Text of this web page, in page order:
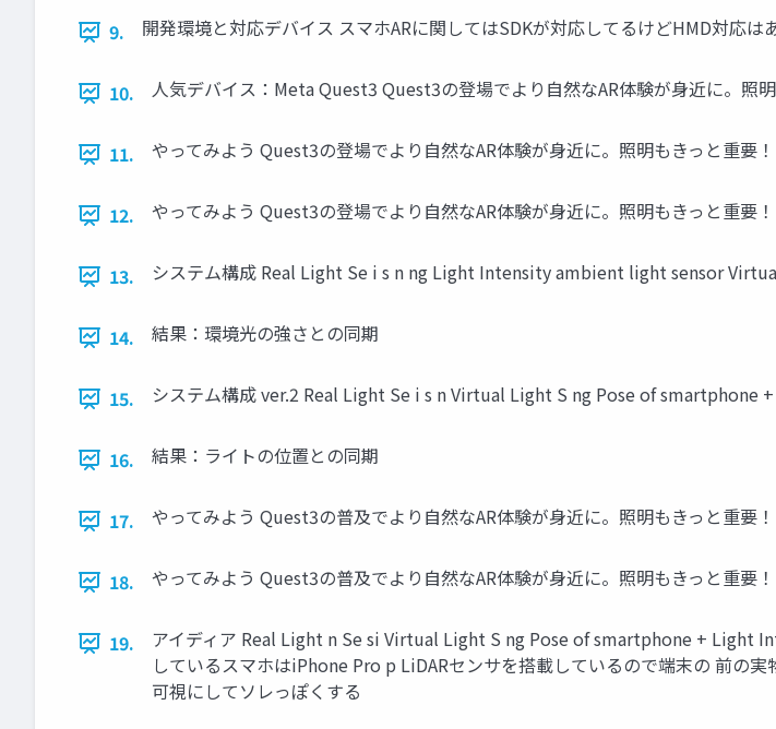
9. 開発環境と対応デバイス スマホARに関してはSDKが対応してるけどHMD対応
10. 人気デバイス：Meta Quest3 Quest3の登場でより自然なAR体験が身近に。照明
11. やってみよう Quest3の登場でより自然なAR体験が身近に。照明もきっと重要
12. やってみよう Quest3の登場でより自然なAR体験が身近に。照明もきっと重要
13. システム構成 Real Light Se i s n ng Light Intensity ambient light sensor
14. 結果：環境光の強さとの同期
15. システム構成 ver.2 Real Light Se i s n Virtual Light S ng Pose of
16. 結果：ライトの位置との同期
17. やってみよう Quest3の普及でより自然なAR体験が身近に。照明もきっと重要
18. やってみよう Quest3の普及でより自然なAR体験が身近に。照明もきっと重要
19.
アイディア Real Light n Se si Virtual Light S ng Pose of smartphone +
しているスマホはiPhone Pro p LiDARセンサを搭載しているので端末の 前の
可視にしてソレっぽくする